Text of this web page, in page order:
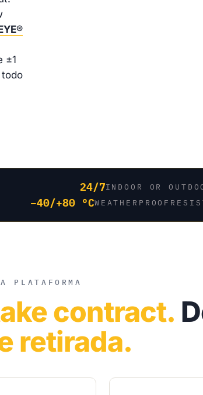
±1
24/7INDOOR OR
−40/+80 °CWEATHERPROOF
PLATAFORMA
contract.
retirada.